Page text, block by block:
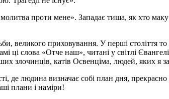
проти мене». Западає тиша, як хто
великого приховування. У перші століття
ці слова «Отче наш», читані у світлі
злочинців, катів Освенціма, людей, яких
де людина визначає собі план дня,
плани і наміри!